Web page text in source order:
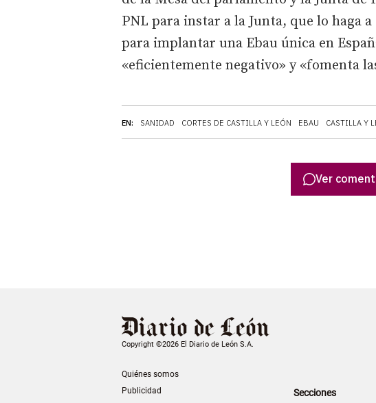
EN: SANIDAD CORTES DE CASTILLA Y LEÓN EBAU CASTILLA Y
PNL para instar a la Junta, que lo haga
para implantar una Ebau única en
«eficientemente negativo» y «fomenta
Ver
Copyright ©2026 El Diario de León S.A.
Quiénes somos
Publicidad
Secciones